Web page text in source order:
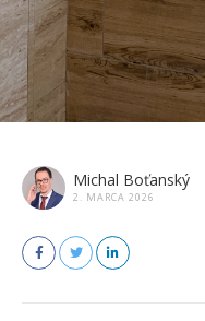
Michal Boťanský
2. MARCA 2026